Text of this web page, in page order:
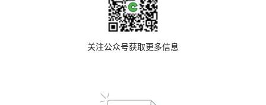
关注公众号获取更多信息